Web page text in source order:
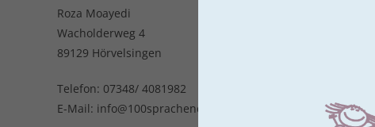
Roza Moayedi
Wacholderweg 4
89129 Hörvelsingen
Telefon: 07348/ 4081982
E-Mail: info@100sprachenderkleinengenies.de